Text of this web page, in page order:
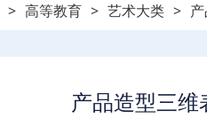
> 高等教育 > 艺术大类 >
产品造型三维